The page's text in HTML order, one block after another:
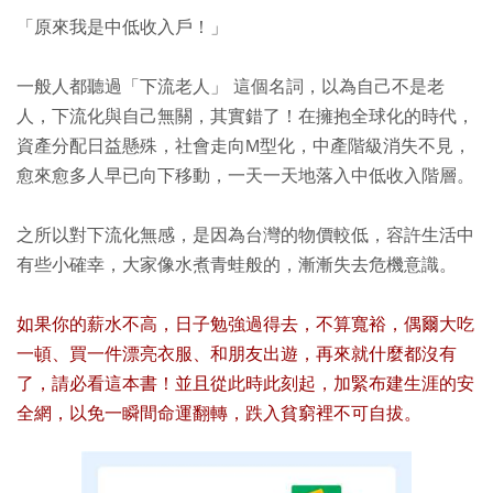
「原來我是中低收入戶！」
一般人都聽過「下流老人」 這個名詞，以為自己不是老
人，下流化與自己無關，其實錯了！在擁抱全球化的時代，
資產分配日益懸殊，社會走向M型化，中產階級消失不見，
愈來愈多人早已向下移動，一天一天地落入中低收入階層。
之所以對下流化無感，是因為台灣的物價較低，容許生活中
有些小確幸，大家像水煮青蛙般的，漸漸失去危機意識。
如果你的薪水不高，日子勉強過得去，不算寬裕，偶爾大吃
一頓、買一件漂亮衣服、和朋友出遊，再來就什麼都沒有
了，請必看這本書！並且從此時此刻起，加緊布建生涯的安
全網，以免一瞬間命運翻轉，跌入貧窮裡不可自拔。